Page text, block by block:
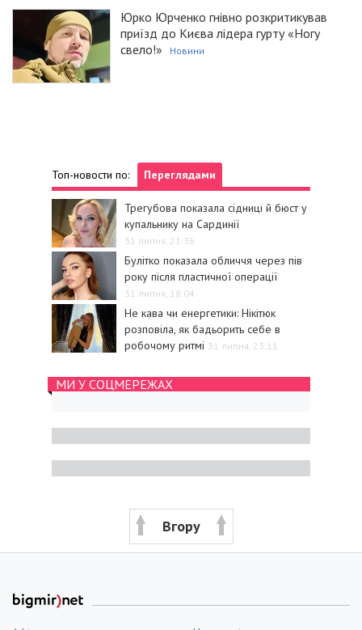
Юрко Юрченко гнівно розкритикував
приїзд до Києва лідера гурту «Ногу
свело!»
Новини
Топ-новости по: Переглядами
Трегубова показала сідниці й бюст у
купальнику на Сардинії
31 липня, 21:36
Булітко показала обличчя через пів
року після пластичної операції
31 липня, 18:04
Не кава чи енергетики: Нікітюк
розповіла, як бадьорить себе в
робочому ритмі 31 липня, 23:11
МИ У СОЦМЕРЕЖАХ
Вгору